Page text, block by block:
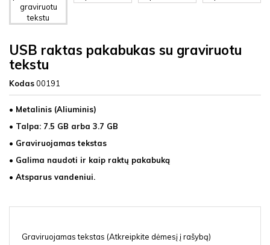
USB raktas pakabukas su graviruotu
tekstu
Kodas00191
• Metalinis (Aliuminis)
• Talpa: 7.5 GB arba 3.7 GB
• Graviruojamas tekstas
• Galima naudoti ir kaip raktų pakabuką
• Atsparus vandeniui.
Graviruojamas tekstas (Atkreipkite dėmesį į rašybą)